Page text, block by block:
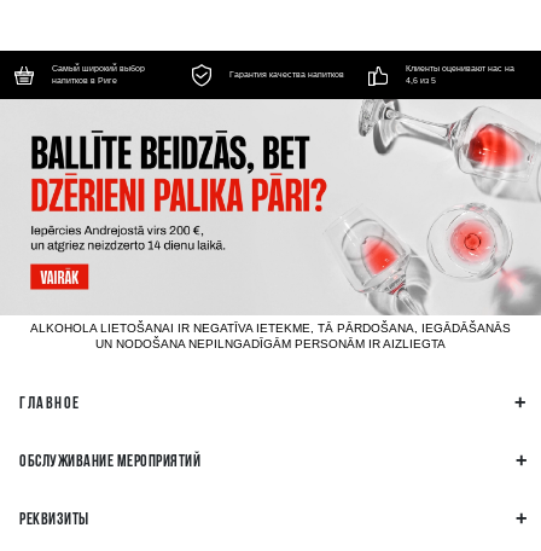
Самый широкий выбор
напитков в Риге
Гарантия качества напитков
Клиенты оценивают нас на
4,6 из 5
ALKOHOLA LIETOŠANAI IR NEGATĪVA IETEKME, TĀ PĀRDOŠANA, IEGĀDĀŠANĀS
UN NODOŠANA NEPILNGADĪGĀM PERSONĀM IR AIZLIEGTA
ГЛАВНОЕ
ОБСЛУЖИВАНИЕ МЕРОПРИЯТИЙ
РЕКВИЗИТЫ